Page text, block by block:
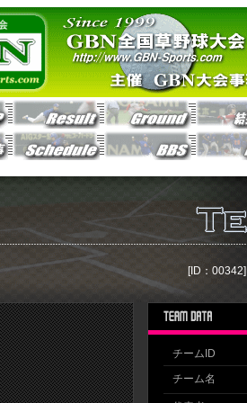
[ID：00342]
チームID
チーム名